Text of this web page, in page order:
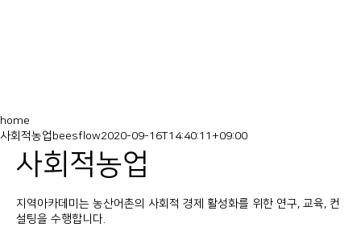
home
사회적농업 beesflow2020-09-16T14:40:11+09:00
사회적농업
지역아카데미는 농산어촌의 사회적 경제 활성화를 위한 연구, 교육, 컨
설팅을 수행합니다.